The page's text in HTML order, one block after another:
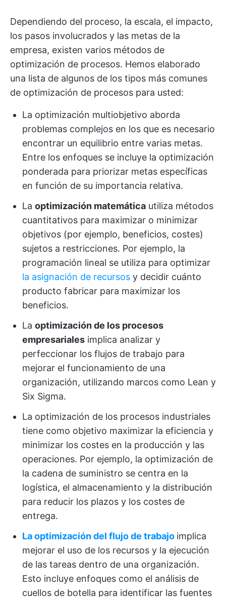
Dependiendo del proceso, la escala, el impacto,
los pasos involucrados y las metas de la
empresa, existen varios métodos de
optimización de procesos. Hemos elaborado
una lista de algunos de los tipos más comunes
de optimización de procesos para usted:
La optimización multiobjetivo aborda
problemas complejos en los que es necesario
encontrar un equilibrio entre varias metas.
Entre los enfoques se incluye la optimización
ponderada para priorizar metas específicas
en función de su importancia relativa.
La optimización matemática utiliza métodos
cuantitativos para maximizar o minimizar
objetivos (por ejemplo, beneficios, costes)
sujetos a restricciones. Por ejemplo, la
programación lineal se utiliza para optimizar
la asignación de recursos y decidir cuánto
producto fabricar para maximizar los
beneficios.
La optimización de los procesos
empresariales implica analizar y
perfeccionar los flujos de trabajo para
mejorar el funcionamiento de una
organización, utilizando marcos como Lean y
Six Sigma.
La optimización de los procesos industriales
tiene como objetivo maximizar la eficiencia y
minimizar los costes en la producción y las
operaciones. Por ejemplo, la optimización de
la cadena de suministro se centra en la
logística, el almacenamiento y la distribución
para reducir los plazos y los costes de
entrega.
La optimización del flujo de trabajo implica
mejorar el uso de los recursos y la ejecución
de las tareas dentro de una organización.
Esto incluye enfoques como el análisis de
cuellos de botella para identificar las fuentes